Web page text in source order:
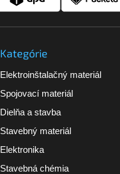
Kategórie
Elektroinštalačný materiál
Spojovací materiál
Dielňa a stavba
Stavebný materiál
Elektronika
Stavebná chémia